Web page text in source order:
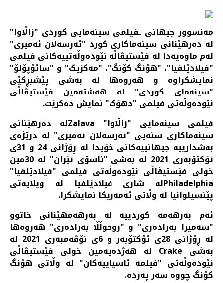
مەنسوور جیهانی ـفیلمی سینەمایی کوردی "زاڵاوا"
لە دەرهێنانی سینەماکاری کورد "ئەرسەلان ئەمیری"
لەم ماوەیەدا لە فێستیڤاڵە نێودەوڵەتییەکانی فیلمی
"فیلادێلفیا"، "هۆنگ کۆنگ"، "مەکزیک" و "سائۆپۆلۆ"
نمایشکراوە و هەروەها لە بەشی پێشبڕکێی
"سینەمای کوردی" لە هەشتەمین فێستیڤاڵی
نێودەوڵەتی فیلمی "دهۆک" نمایش دەکرێت.
فیلمی سینەمایی "زاڵاوا" Zalavaلە دەرهێنانی
سینەماکاری سنەیی "ئەرسەلان ئەمیری" لە درێژەی
بەشدارییە جیهانییەکانی خۆیدا لە ڕۆژانی 24 و 31ی
ئۆکتۆبەری 2021 لە بەشی "ئاسۆی ئێران" لە 30مین
خولی فێستیڤاڵی نێودەوڵەتی فیلمی "فیلادێلفیا"
Philadelphiaلە شاری فیلادێلفیا لە ویلایەتی
پێنسیلوانیا لە وڵاتی ئەمەریکا نمایشکرا.
ئەم بەرهەمە کوردییە لە بەرهەمهێنانی خاتوو
"سەمیرا بەرادەری" و "روحوڵڵا بەرادەری" هەروەها
لە ڕۆژانی 28ی ئۆکتۆبەر و 6ی نۆڤەمبەری 2021 لە
بەشی Crake لە هەژدەیەمین خولی فێستیڤاڵی
نێودەوڵەتی "فیلمە ئاسیاییەکان" لە وڵاتی هۆنگ
کۆنگ چووە سەر پەردە.